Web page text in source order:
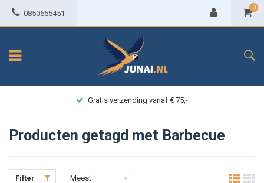
0850655451
0
Gratis verzending vanaf € 75,-
Producten getagd met Barbecue
Filter
Meest